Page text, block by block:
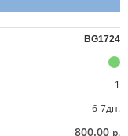
BG1724
1
6-7дн.
800.00 р.